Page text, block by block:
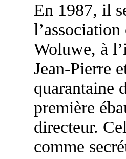
En 1987, il
Woluwe, à
Jean-Pierre
quarantaine
première
directeur.
comme